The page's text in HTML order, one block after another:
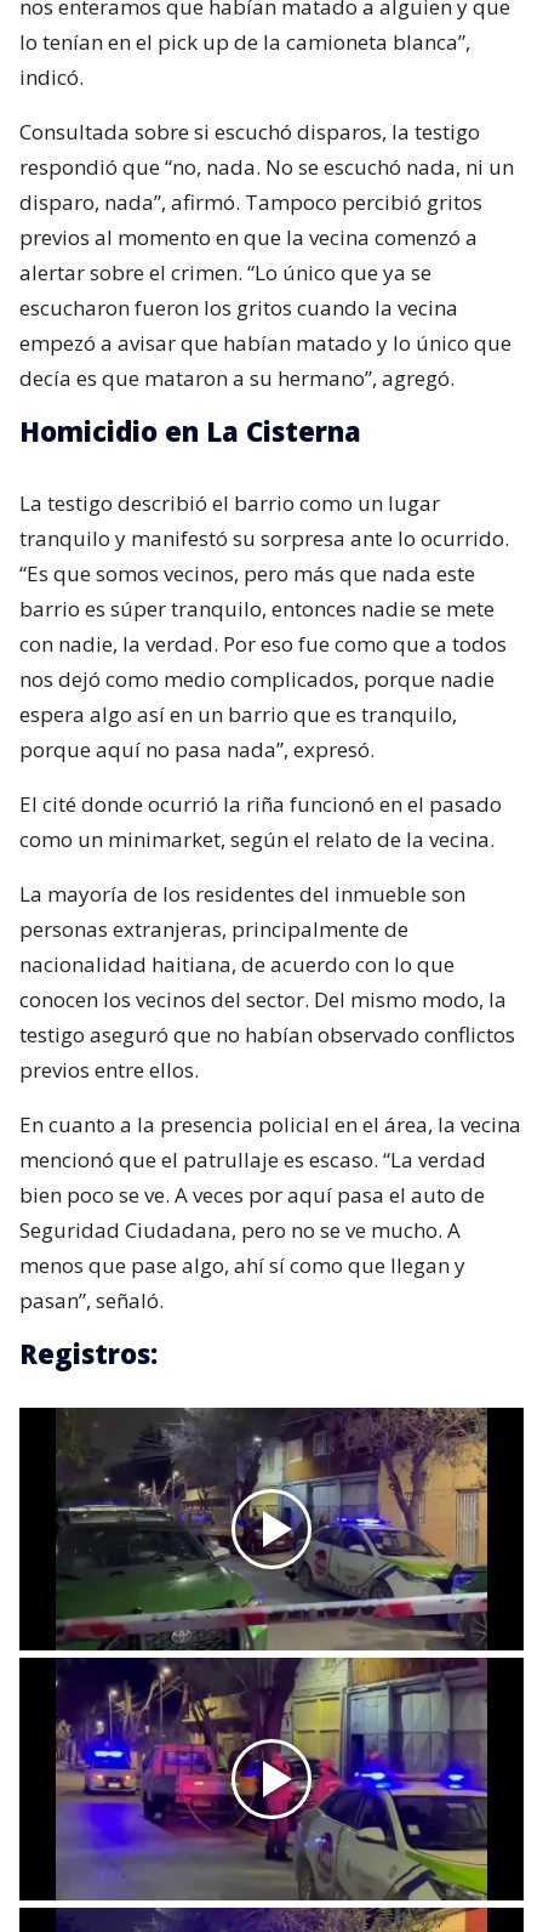
nos enteramos que habían matado a alguien y que
lo tenían en el pick up de la camioneta blanca”,
indicó.
Consultada sobre si escuchó disparos, la testigo
respondió que “no, nada. No se escuchó nada, ni un
disparo, nada”, afirmó. Tampoco percibió gritos
previos al momento en que la vecina comenzó a
alertar sobre el crimen. “Lo único que ya se
escucharon fueron los gritos cuando la vecina
empezó a avisar que habían matado y lo único que
decía es que mataron a su hermano”, agregó.
Homicidio en La Cisterna
La testigo describió el barrio como un lugar
tranquilo y manifestó su sorpresa ante lo ocurrido.
“Es que somos vecinos, pero más que nada este
barrio es súper tranquilo, entonces nadie se mete
con nadie, la verdad. Por eso fue como que a todos
nos dejó como medio complicados, porque nadie
espera algo así en un barrio que es tranquilo,
porque aquí no pasa nada”, expresó.
El cité donde ocurrió la riña funcionó en el pasado
como un minimarket, según el relato de la vecina.
La mayoría de los residentes del inmueble son
personas extranjeras, principalmente de
nacionalidad haitiana, de acuerdo con lo que
conocen los vecinos del sector. Del mismo modo, la
testigo aseguró que no habían observado conflictos
previos entre ellos.
En cuanto a la presencia policial en el área, la vecina
mencionó que el patrullaje es escaso. “La verdad
bien poco se ve. A veces por aquí pasa el auto de
Seguridad Ciudadana, pero no se ve mucho. A
menos que pase algo, ahí sí como que llegan y
pasan”, señaló.
Registros: